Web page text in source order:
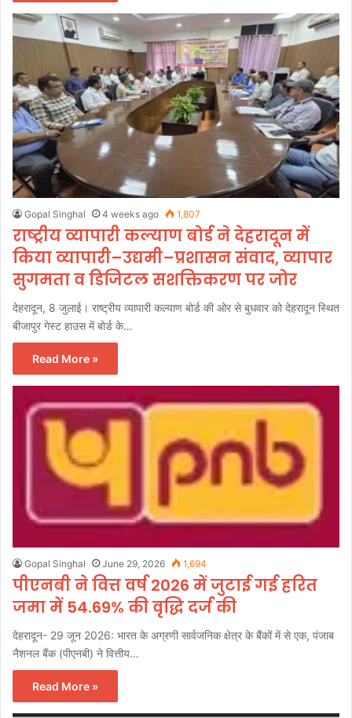
Gopal Singhal 4 weeks ago 1,807
राष्ट्रीय व्यापारी कल्याण बोर्ड ने देहरादून में
किया व्यापारी–उद्यमी–प्रशासन संवाद, व्यापार
सुगमता व डिजिटल सशक्तिकरण पर जोर
देहरादून, 8 जुलाई। राष्ट्रीय व्यापारी कल्याण बोर्ड की ओर से बुधवार को देहरादून स्थित
बीजापुर गेस्ट हाउस में बोर्ड के…
Read More »
Gopal Singhal June 29, 2026 1,694
पीएनबी ने वित्त वर्ष 2026 में जुटाई गई हरित
जमा में 54.69% की वृद्धि दर्ज की
देहरादून- 29 जून 2026: भारत के अग्रणी सार्वजनिक क्षेत्र के बैंकों में से एक, पंजाब
नैशनल बैंक (पीएनबी) ने वित्तीय…
Read More »